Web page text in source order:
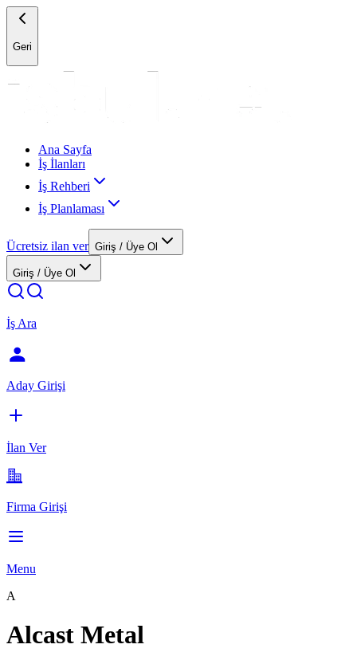
Geri
Ana Sayfa
İş İlanları
İş Rehberi
İş Planlaması
Ücretsiz ilan ver Giriş / Üye Ol
Giriş / Üye Ol
İş Ara
Aday Girişi
İlan Ver
Firma Girişi
Menu
A
Alcast Metal